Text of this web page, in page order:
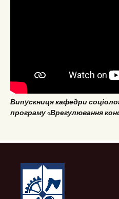
Випускниця кафедри
програму «Врегулювання